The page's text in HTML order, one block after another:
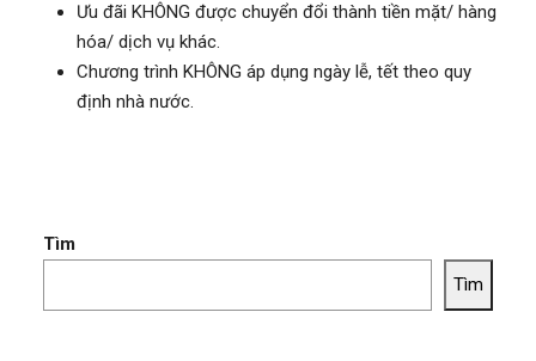
Ưu đãi KHÔNG được chuyển đổi thành tiền mặt/ hàng
hóa/ dịch vụ khác.
Chương trình KHÔNG áp dụng ngày lễ, tết theo quy
định nhà nước.
Tìm
Tìm